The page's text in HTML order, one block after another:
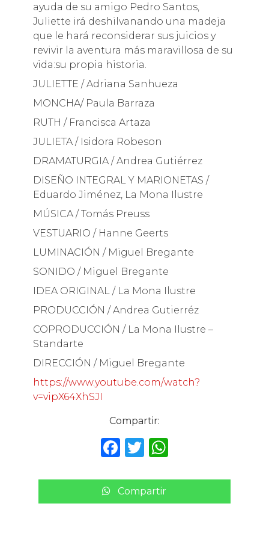
ayuda de su amigo Pedro Santos,
Juliette irá deshilvanando una madeja
que le hará reconsiderar sus juicios y
revivir la aventura más maravillosa de su
vida:su propia historia.
JULIETTE / Adriana Sanhueza
MONCHA/ Paula Barraza
RUTH / Francisca Artaza
JULIETA / Isidora Robeson
DRAMATURGIA / Andrea Gutiérrez
DISEÑO INTEGRAL Y MARIONETAS /
Eduardo Jiménez, La Mona Ilustre
MÚSICA / Tomás Preuss
VESTUARIO / Hanne Geerts
LUMINACIÓN / Miguel Bregante
SONIDO / Miguel Bregante
IDEA ORIGINAL / La Mona Ilustre
PRODUCCIÓN / Andrea Gutierréz
COPRODUCCIÓN / La Mona Ilustre –
Standarte
DIRECCIÓN / Miguel Bregante
https://www.youtube.com/watch?
v=vipX64XhSJI
Compartir:
F
c
e
T
it
te
W
a
ts
Compartir